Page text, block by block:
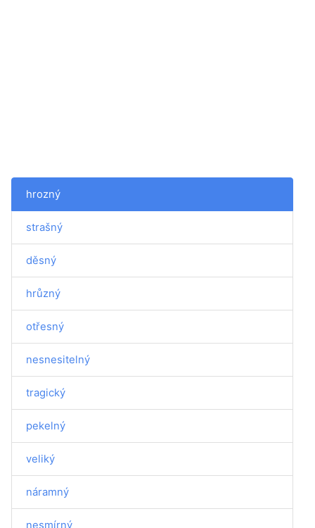
hrozný
strašný
děsný
hrůzný
otřesný
nesnesitelný
tragický
pekelný
veliký
náramný
nesmírný